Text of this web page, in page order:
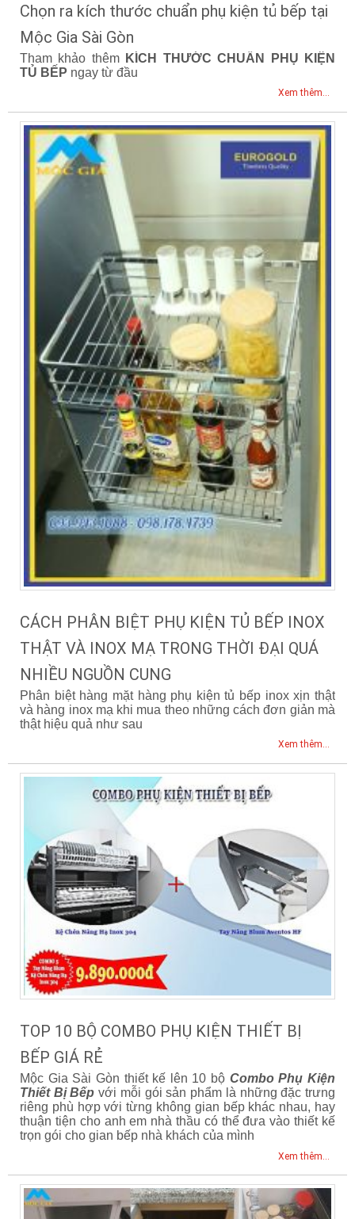
Chọn ra kích thước chuẩn phụ kiện tủ bếp tại
Mộc Gia Sài Gòn
Tham khảo thêm KÍCH THƯỚC CHUẨN PHỤ KIỆN
TỦ BẾP ngay từ đầu
Xem thêm...
CÁCH PHÂN BIỆT PHỤ KIỆN TỦ BẾP INOX
THẬT VÀ INOX MẠ TRONG THỜI ĐẠI QUÁ
NHIỀU NGUỒN CUNG
Phân biệt hàng mặt hàng phụ kiện tủ bếp inox xịn thật
và hàng inox mạ khi mua theo những cách đơn giản mà
thật hiệu quả như sau
Xem thêm...
TOP 10 BỘ COMBO PHỤ KIỆN THIẾT BỊ
BẾP GIÁ RẺ
Mộc Gia Sài Gòn thiết kế lên 10 bộ Combo Phụ Kiện
Thiết Bị Bếp với mỗi gói sản phẩm là những đặc trưng
riêng phù hợp với từng không gian bếp khác nhau, hay
thuận tiện cho anh em nhà thầu có thể đưa vào thiết kế
trọn gói cho gian bếp nhà khách của mình
Xem thêm...